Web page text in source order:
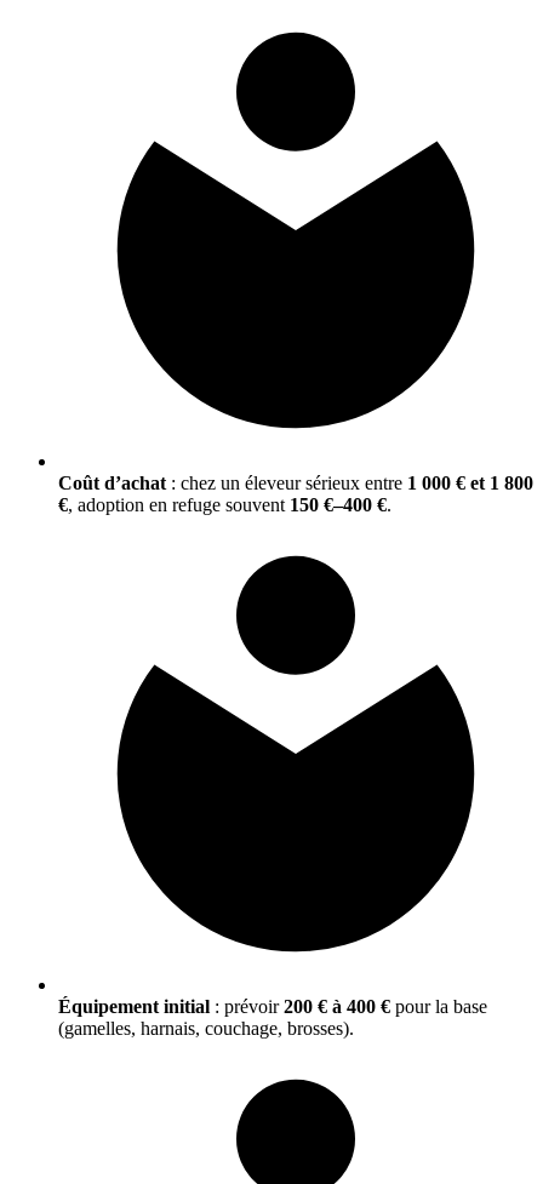
Coût d’achat : chez un éleveur sérieux entre 1 000 € et 1 800
€, adoption en refuge souvent 150 €–400 €.
Équipement initial : prévoir200 € à 400 € pour la base
(gamelles, harnais, couchage, brosses).